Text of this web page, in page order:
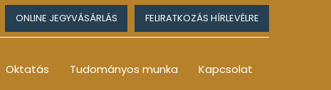
ONLINE JEGYVÁSÁRLÁS FELIRATKOZÁS HÍRLEVÉLRE
Oktatás Tudományos munka Kapcsolat